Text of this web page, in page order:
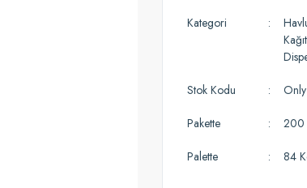
Kategori
Stok Kodu
Pakette 200
Palette 84